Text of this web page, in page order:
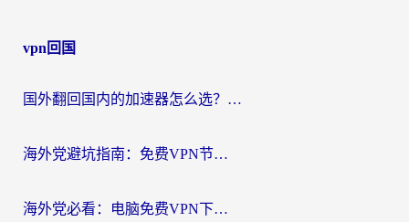
vpn回国
国外翻回国内的加速器怎么选？海外党亲测实用指南，告别地域限制
海外党避坑指南：免费VPN节点真的靠谱吗？教你选对回国加速器无缝访问国内资源
海外党必看：电脑免费VPN下载指南+回国加速器选择全攻略，告别地区限制